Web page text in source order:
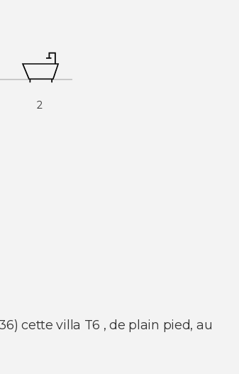
2
cette villa T6 , de plain pied, au